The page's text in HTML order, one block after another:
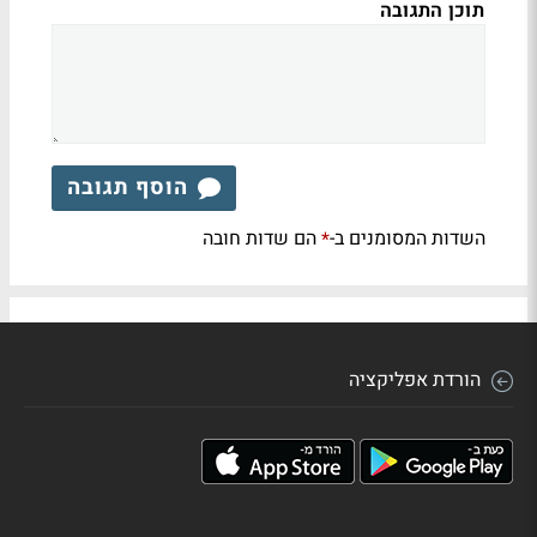
תוכן התגובה
הוסף תגובה
השדות המסומנים ב-*הם שדות חובה
הורדת אפליקציה